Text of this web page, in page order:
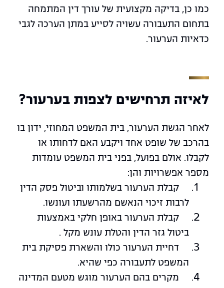
כמו כן, בדיקה מקצועית של עורך דין המתמחה
בתחום התעבורה עשויה לסייע במתן הערכה לגבי
כדאיות הערעור.
לאיזה תרחישים לצפות בערעור?
לאחר הגשת הערעור, בית המשפט המחוזי, ידון בו
בהרכב של שופט אחד ויקבע האם לדחותו או
לקבלו. אולם בפועל, בפני בית המשפט עומדות
מספר אפשרויות והן:
קבלת הערעור בשלמותו וביטול פסק הדין
לרבות זיכוי הנאשם מהרשעתו ועונשו.
קבלת הערעור באופן חלקי באמצעות
ביטול גזר הדין והטלת עונש מקל .
דחיית הערעור כולו והשארת פסיקת בית
המשפט לתעבורה כפי שהיא.
מקרים בהם הערעור מוגש מטעם המדינה